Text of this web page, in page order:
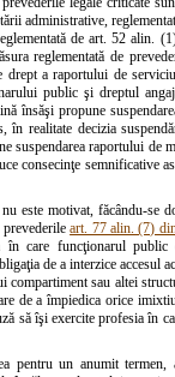
administrative,
de art. 52
reglementată de
drept a raportului de
public şi dreptul
însăşi propune
în realitate decizia
suspendarea raportului de
consecinţe semnificative
este motivat, făcându-
prevederileart. 77 alin. (7)
care funcţionarul
de a interzice accesul
sau altei
de a împiedica orice
să îşi exercite profesia în
pentru un anumit